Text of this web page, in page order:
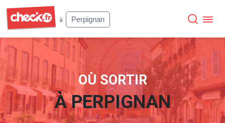
à
Perpignan
OÙ SORTIR
ÀPERPIGNAN